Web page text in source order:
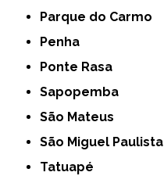
Parque do Carmo
Penha
Ponte Rasa
Sapopemba
São Mateus
São Miguel Paulista
Tatuapé